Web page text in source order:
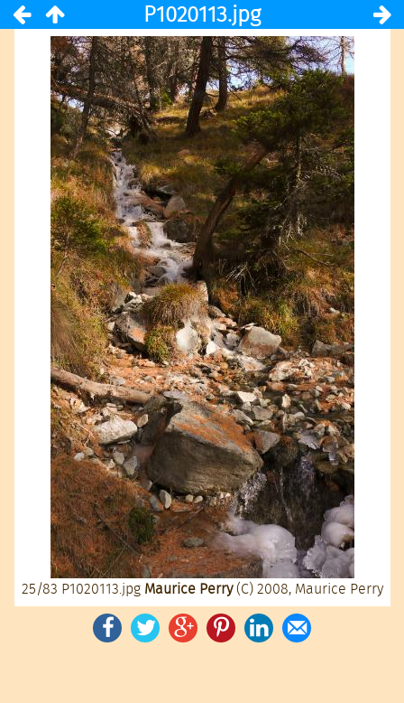
P1020113.jpg
25/83 P1020113.jpg Maurice Perry(C) 2008, Maurice Perry